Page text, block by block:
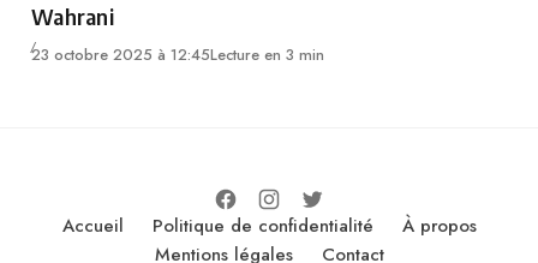
Wahrani
23 octobre 2025 à 12:45Lecture en 3 min
Accueil Politique de confidentialité
À propos
Mentions légales
Contact